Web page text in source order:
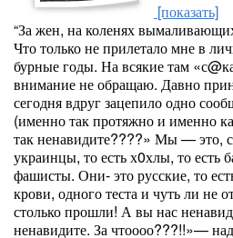
[показать]
“За жен, на коленях
Что только не прилетало мне в
бурные годы. На всякие там
внимание не обращаю. Давно
сегодня вдруг зацепило одно
(именно так протяжно и именно
так ненавидите????» Мы — это,
украинцы, то есть х0хлы, то есть
фашисты. Они- это русские, то
крови, одного теста и чуть ли
столько прошли! А вы нас
ненавидите. За чтоооо???!!»—